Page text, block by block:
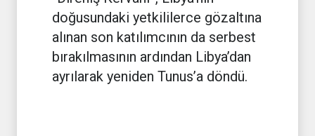
doğusundaki yetkililerce gözaltına
alınan son katılımcının da serbest
bırakılmasının ardından Libya’dan
ayrılarak yeniden Tunus’a döndü.